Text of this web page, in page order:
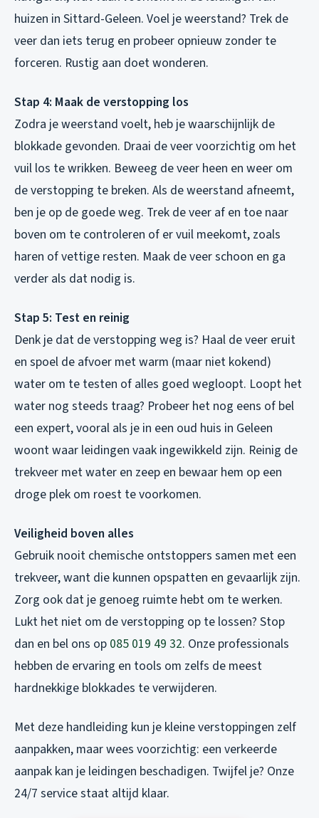
huizen in Sittard-Geleen. Voel je weerstand? Trek de
veer dan iets terug en probeer opnieuw zonder te
forceren. Rustig aan doet wonderen.
Stap 4: Maak de verstopping los
Zodra je weerstand voelt, heb je waarschijnlijk de
blokkade gevonden. Draai de veer voorzichtig om het
vuil los te wrikken. Beweeg de veer heen en weer om
de verstopping te breken. Als de weerstand afneemt,
ben je op de goede weg. Trek de veer af en toe naar
boven om te controleren of er vuil meekomt, zoals
haren of vettige resten. Maak de veer schoon en ga
verder als dat nodig is.
Stap 5: Test en reinig
Denk je dat de verstopping weg is? Haal de veer eruit
en spoel de afvoer met warm (maar niet kokend)
water om te testen of alles goed wegloopt. Loopt het
water nog steeds traag? Probeer het nog eens of bel
een expert, vooral als je in een oud huis in Geleen
woont waar leidingen vaak ingewikkeld zijn. Reinig de
trekveer met water en zeep en bewaar hem op een
droge plek om roest te voorkomen.
Veiligheid boven alles
Gebruik nooit chemische ontstoppers samen met een
trekveer, want die kunnen opspatten en gevaarlijk zijn.
Zorg ook dat je genoeg ruimte hebt om te werken.
Lukt het niet om de verstopping op te lossen? Stop
dan en bel ons op 085 019 49 32. Onze professionals
hebben de ervaring en tools om zelfs de meest
hardnekkige blokkades te verwijderen.
Met deze handleiding kun je kleine verstoppingen zelf
aanpakken, maar wees voorzichtig: een verkeerde
aanpak kan je leidingen beschadigen. Twijfel je? Onze
24/7 service staat altijd klaar.